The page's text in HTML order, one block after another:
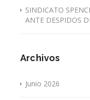
SINDICATO
ANTE DESPIDOS
Archivos
Junio 2026